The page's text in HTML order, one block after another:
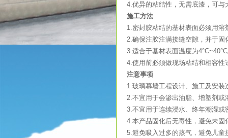
4.优异的粘结性，无需底漆，可
施工方法
1.密封胶粘结的基材表面必须用
2.确保注胶注满接缝空隙，并于固
3.适合于基材表面温度为
4.使用前必须做现场粘结和相容性
注意事项
1.玻璃幕墙工程设计、施工及安
2.不宜用于会渗出油脂、增塑剂
3.不宜用于连续浸水、终年潮湿或
4.本产品固化后无毒性，避免未
5.避免吸入过多的蒸气，避免儿童